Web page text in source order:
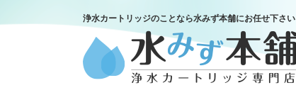
浄水カートリッジのことなら水みず本舗にお任せ下さい